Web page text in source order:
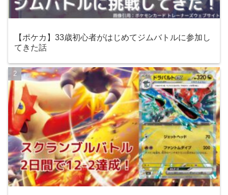
【ポケカ】33歳初心者がはじめてジムバトルに参加し
てきた話